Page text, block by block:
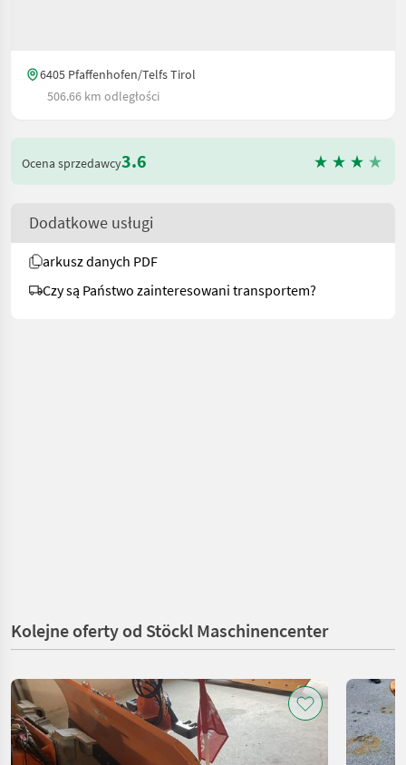
6405 Pfaffenhofen/Telfs Tirol
506.66 km odległości
Ocena sprzedawcy3.6
Dodatkowe usługi
arkusz danych PDF
Czy są Państwo zainteresowani transportem?
Kolejne oferty od Stöckl Maschinencenter